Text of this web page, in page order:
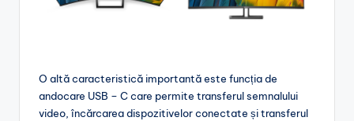
O altă caracteristică importantă este funcția de
andocare USB – C care permite transferul semnalului
video, încărcarea dispozitivelor conectate și transferul